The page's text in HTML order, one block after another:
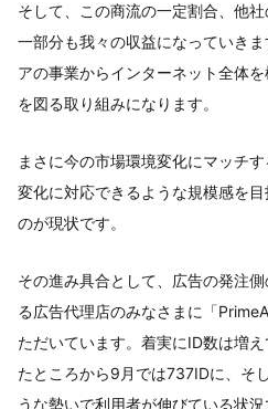
そして、この商流の一定割合、他
一部分も我々の収益になっていき
アの事業からインターネット全体
を図る取り組みになります。
まさに今の市場環境変化にマッチ
変化に対応できるような規模感を
のが現状です。
その進み具合として、広告の発注
る広告代理店のみなさまに「
ただいています。着実にID数は増
たところから9月では737IDに、そ
うな勢いで利用者が伸びている状況